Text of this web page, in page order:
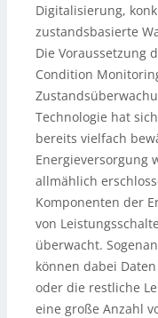
Digitalisierung,
zustandsbasierte
Die Voraussetzung
Condition
Technologie hat
bereits vielfach
Energieversorgung
allmählich
Komponenten der
von
überwacht.
können dabei
oder die restliche
eine große Anzahl